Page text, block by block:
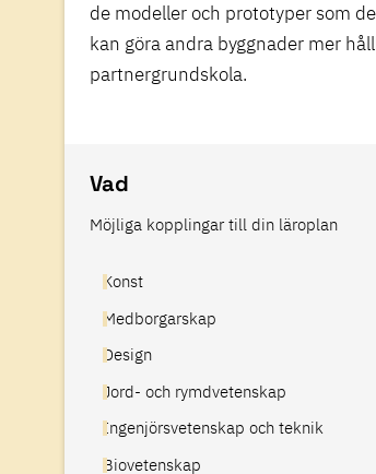
de modeller och prototyper som
kan göra andra byggnader mer
partnergrundskola.
Vad
Möjliga kopplingar till din läroplan
Konst
Medborgarskap
Design
Jord- och rymdvetenskap
Ingenjörsvetenskap och teknik
Biovetenskap